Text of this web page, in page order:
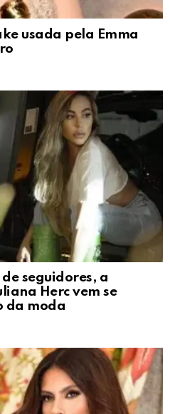
usada pela Emma
seguidores, a
Herc vem se
da moda